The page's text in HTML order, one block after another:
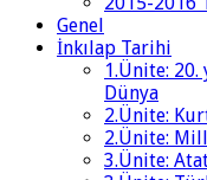
Genel
İnkılap Tarihi
1.Ünite: 20.
Dünya
2.Ünite:
2.Ünite:
3.Ünite: